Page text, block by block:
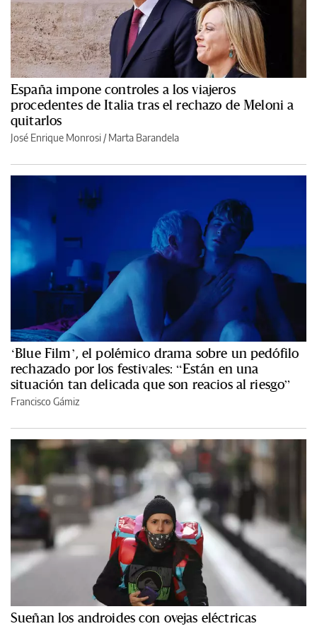
España impone controles a los viajeros
procedentes de Italia tras el rechazo de Meloni a
quitarlos
José Enrique Monrosi / Marta Barandela
‘Blue Film’, el polémico drama sobre un pedófilo
rechazado por los festivales: “Están en una
situación tan delicada que son reacios al riesgo”
Francisco Gámiz
Sueñan los androides con ovejas eléctricas